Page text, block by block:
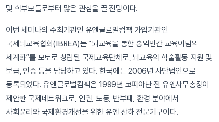
및 학부모들로부터 많은 관심을 끌 전망이다.
이번 세미나의 주최기관인 유엔글로벌컴팩 가입기관인
국제뇌교육협회(IBREA)는 “뇌교육을 통한 홍익인간 교육이념의
세계화”를 모토로 창립된 국제교육단체로, 뇌교육의 학술활동 지원 및
보급, 인증 등을 담당하고 있다. 한국에는 2006년 사단법인으로
등록되었다. 유엔글로벌컴팩은 1999년 코피아난 전 유엔사무총장이
제안한 국제네트워크로, 인권, 노동, 반부패, 환경 분야에서
사회윤리와 국제환경개선을 위한 유엔 산하 전문기구이다.